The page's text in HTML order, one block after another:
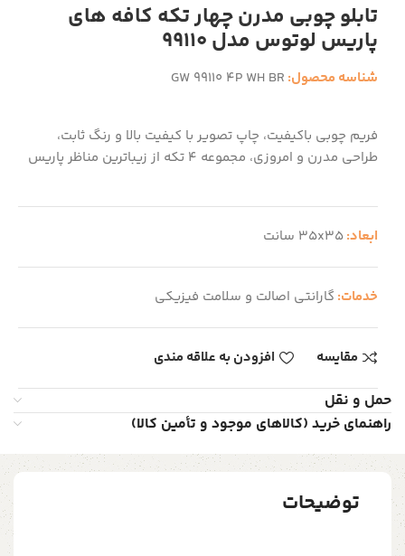
تابلو چوبی مدرن چهار تکه کافه های
پاریس لوتوس مدل 99110
شناسه محصول: GW 99110 4P WH BR
فریم چوبی باکیفیت، چاپ تصویر با کیفیت بالا و رنگ ثابت،
طراحی مدرن و امروزی، مجموعه 4 تکه از زیباترین مناظر پاریس
ابعاد:35x35 سانت
خدمات: گارانتی اصالت و سلامت فیزیکی
مقایسه افزودن به علاقه مندی
حمل و نقل
راهنمای خرید (کالاهای موجود و تأمین کالا)
توضیحات